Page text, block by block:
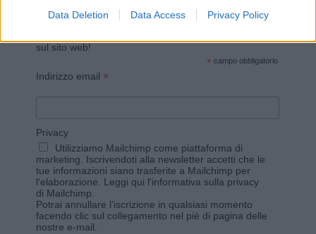
Data Deletion Data Access Privacy Policy
sul sito web!
* campo obbligatorio
Indirizzo email *
Privacy
Utilizziamo Mailchimp come piattaforma di
marketing. Iscrivendoti alla newsletter accetti che le
tue informazioni siano trasferite a Mailchimp per
l'elaborazione. Leggi qui l'informativa sulla privacy
di Mailchimp
Potrai annullare l'iscrizione in qualsiasi momento
facendo clic sul collegamento nel piè di pagina delle
nostre e-mail.